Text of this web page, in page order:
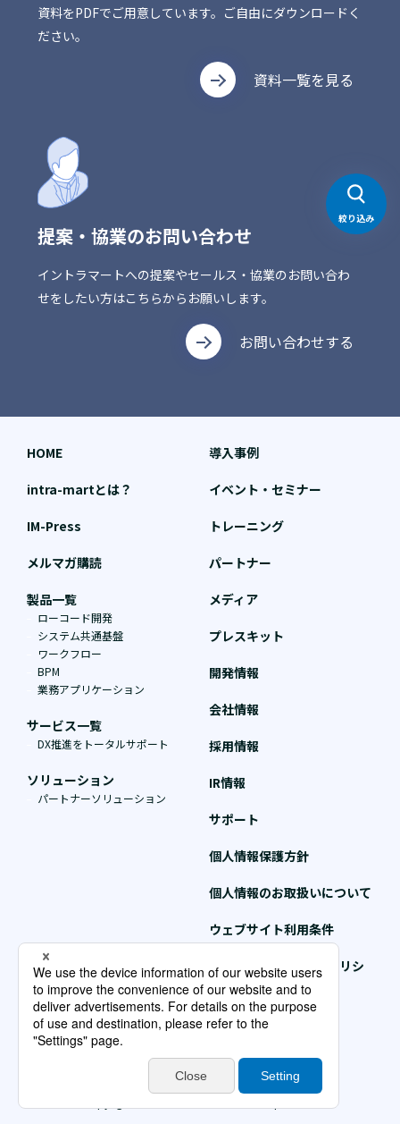
資料をPDFでご用意しています。ご自由にダウンロードく
ださい。
資料一覧を見る
提案・協業のお問い合わせ
イントラマートへの提案やセールス・協業のお問い合わ
せをしたい方はこちらからお願いします。
お問い合わせする
個人情報保護方針情報
サイトマップ
HOME
intra-martとは？
IM-Press
メルマガ購読
製品一覧
ローコード開発
システム共通基盤
ワークフロー
BPM
業務アプリケーション
サービス一覧
DX推進をトータルサポート
ソリューション
パートナーソリューション
導入事例
イベント・セミナー
トレーニング
パートナー
メディア
プレスキット
開発情報
会社情報
採用情報
IR情報
サポート
個人情報保護方針
個人情報のお取扱いについて
ウェブサイト利用条件
クッキー（Cookie）ポリシ
ー
絞り込み